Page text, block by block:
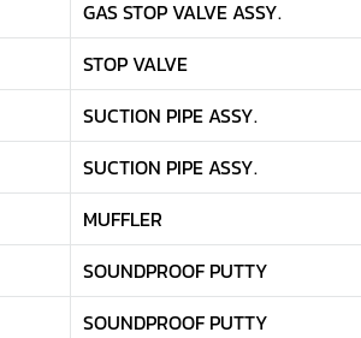
GAS STOP VALVE ASSY.
STOP VALVE
SUCTION PIPE ASSY.
SUCTION PIPE ASSY.
MUFFLER
SOUNDPROOF PUTTY
SOUNDPROOF PUTTY